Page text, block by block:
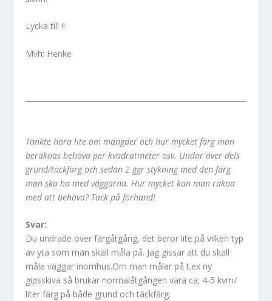
Lycka till !!
Mvh: Henke
Tänkte höra lite om mängder och hur mycket färg man
beräknas behöva per kvadratmeter osv. Undar över dels
grund/täckfärg och sedan 2 ggr stykning med den färg
man ska ha med väggarna. Hur mycket kan man räkna
med att behöva? Tack på förhand!
Svar:
Du undrade över färgåtgång, det beror lite på vilken typ
av yta som man skall måla på. Jag gissar att du skall
måla väggar inomhus.Om man målar på t.ex ny
gipsskiva så brukar normalåtgången vara ca; 4-5 kvm/
liter färg på både grund och täckfärg.